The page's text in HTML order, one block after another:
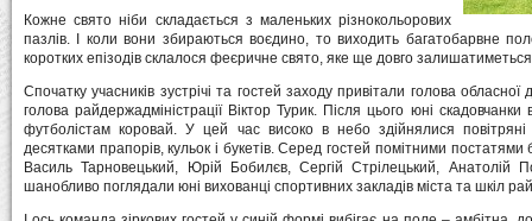
Кожне свято ніби складається з маленьких різнокольорових
пазлів. І коли вони збираються воєдино, то виходить багатобарвне
коротких епізодів склалося феєричне свято, яке ще довго
Спочатку учасників зустрічі та гостей заходу привітали голова обласної
голова райдержадміністрації Віктор Турик. Після цього юні
футболістам коровай. У цей час високо в небо здійнялися
десятками прапорів, кульок і букетів. Серед гостей помітними
Василь Тарновецький, Юрій Бобилєв, Сергій Стрілецький,
шанобливо поглядали юні вихованці спортивних закладів міста та шкіл